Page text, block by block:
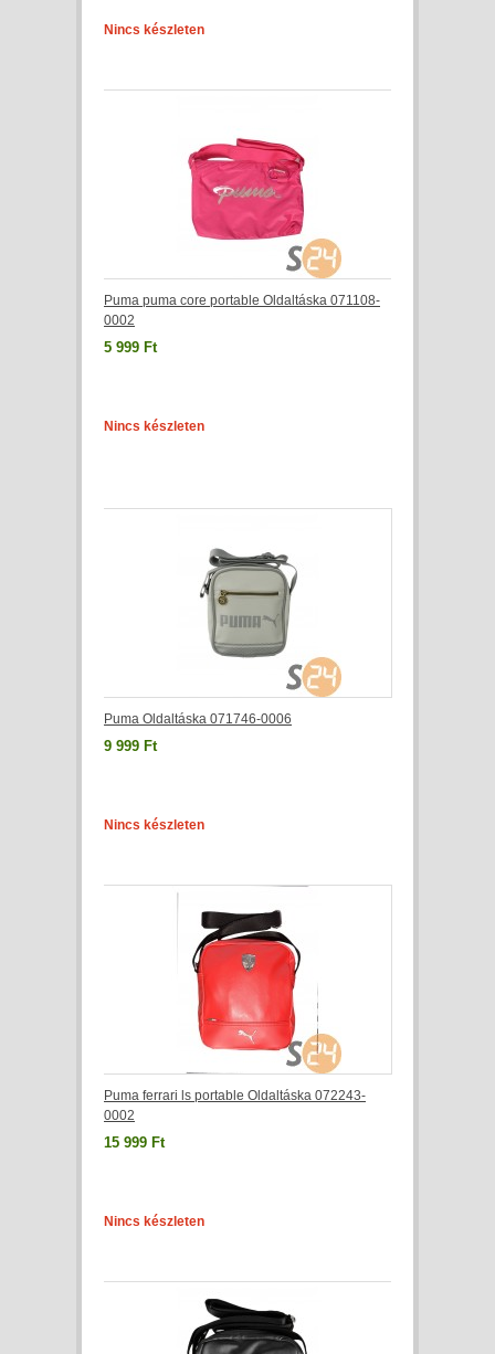
Nincs készleten
Puma puma core portable Oldaltáska 071108-
0002
5 999 Ft
Nincs készleten
Puma Oldaltáska 071746-0006
9 999 Ft
Nincs készleten
Puma ferrari ls portable Oldaltáska 072243-
0002
15 999 Ft
Nincs készleten